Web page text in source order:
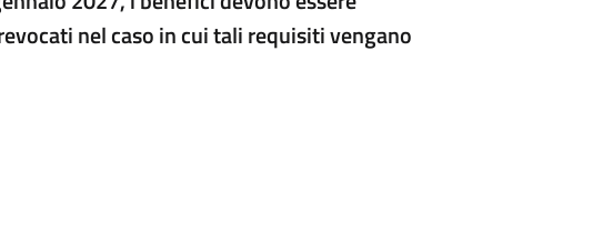
nel caso in cui tali requisiti vengano